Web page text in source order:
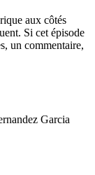
aux côtés
Si cet épisode
un commentaire,
Garcia